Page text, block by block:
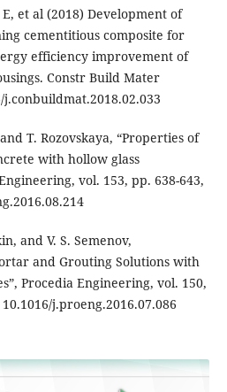
et al (2018) Development of
cementitious composite for
efficiency improvement of
Constr Build Mater
j.conbuildmat.2018.02.033
T. Rozovskaya, “Properties of
with hollow glass
vol. 153, pp. 638-643,
and V. S. Semenov,
and Grouting Solutions with
Procedia Engineering, vol. 150,
j.proeng.2016.07.086